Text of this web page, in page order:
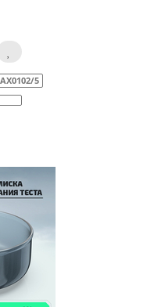
АХ0102/5